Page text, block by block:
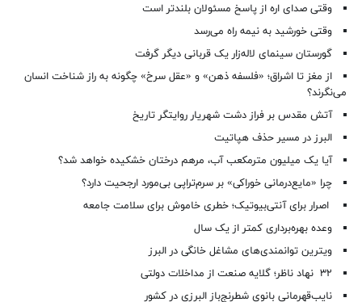
وقتی صدای اره از پاسخ مسئولان بلندتر است
وقتی خورشید به نیمه راه می‌رسد
گورستان سینمای لاله‌زار یک قربانی دیگر گرفت
از مغز تا اشراق؛ «فلسفه ذهن» و «عقل سرخ» چگونه به راز شناخت انسان
می‌نگرند؟
آتش مقدس بر فراز دشت شهریار روایتگر تاریخ
البرز در مسیر حذف هپاتیت
آیا یک میلیون مترمکعب آب، مرهم درختان خشکیده خواهد شد؟
چرا «مایع‌درمانی خوراکی» بر سرم‌تراپی بی‌مورد ارجحیت دارد؟
اصرار برای آنتی‌بیوتیک؛ خطری خاموش برای سلامت جامعه
وعده بهره‌برداری کمتر از یک سال
ویترین توانمندی‌های مشاغل خانگی در البرز
۳۲ نهاد ناظر؛ گلایه صنعت از مداخلات دولتی
نایب‌قهرمانی بانوی شطرنج‌باز البرزی در کشور